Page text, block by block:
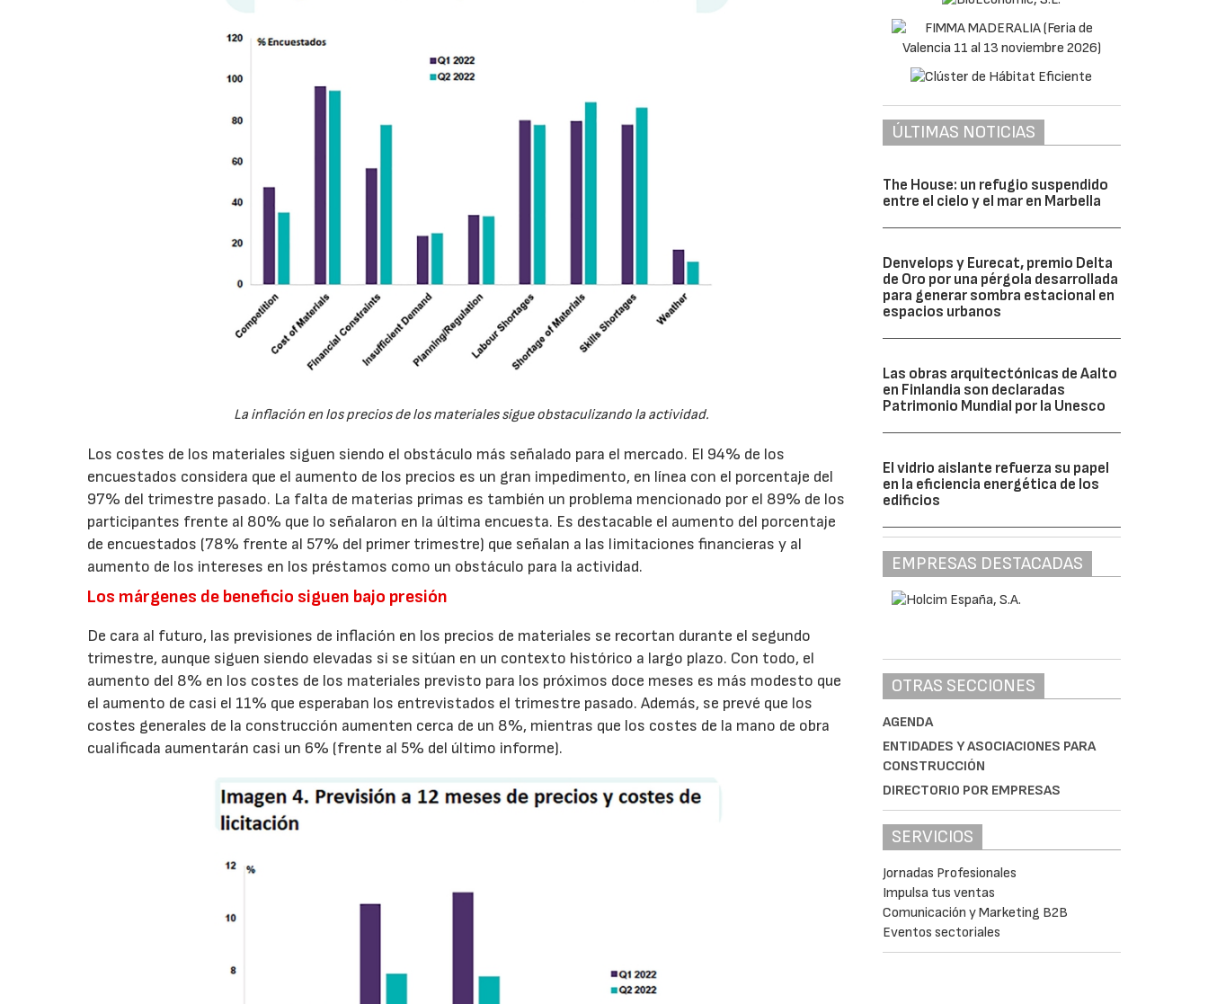
La inflación en los precios de los materiales sigue obstaculizando la actividad.
Los costes de los materiales siguen siendo el obstáculo más señalado para el mercado. El 94% de los
encuestados considera que el aumento de los precios es un gran impedimento, en línea con el porcentaje del
97% del trimestre pasado. La falta de materias primas es también un problema mencionado por el 89% de los
participantes frente al 80% que lo señalaron en la última encuesta. Es destacable el aumento del porcentaje
de encuestados (78% frente al 57% del primer trimestre) que señalan a las limitaciones financieras y al
aumento de los intereses en los préstamos como un obstáculo para la actividad.
Los márgenes de beneficio siguen bajo presión
De cara al futuro, las previsiones de inflación en los precios de materiales se recortan durante el segundo
trimestre, aunque siguen siendo elevadas si se sitúan en un contexto histórico a largo plazo. Con todo, el
aumento del 8% en los costes de los materiales previsto para los próximos doce meses es más modesto que
el aumento de casi el 11% que esperaban los entrevistados el trimestre pasado. Además, se prevé que los
costes generales de la construcción aumenten cerca de un 8%, mientras que los costes de la mano de obra
cualificada aumentarán casi un 6% (frente al 5% del último informe).
ÚLTIMAS NOTICIAS
The House: un refugio suspendido
entre el cielo y el mar en Marbella
Denvelops y Eurecat, premio Delta
de Oro por una pérgola desarrollada
para generar sombra estacional en
espacios urbanos
Las obras arquitectónicas de Aalto
en Finlandia son declaradas
Patrimonio Mundial por la Unesco
El vidrio aislante refuerza su papel
en la eficiencia energética de los
edificios
EMPRESAS DESTACADAS
OTRAS SECCIONES
AGENDA
ENTIDADES Y ASOCIACIONES PARA
CONSTRUCCIÓN
DIRECTORIO POR EMPRESAS
SERVICIOS
Jornadas Profesionales
Impulsa tus ventas
Comunicación y Marketing B2B
Eventos sectoriales